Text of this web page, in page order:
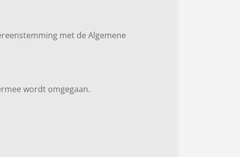
met de Algemene
wordt omgegaan.